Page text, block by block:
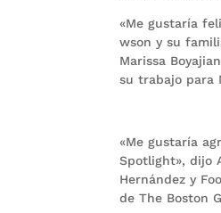
«Me gustaría
wson y su
Marissa
su trabajo para
«Me gustaría
Spotlight», dijo
Hernández y
de The Boston